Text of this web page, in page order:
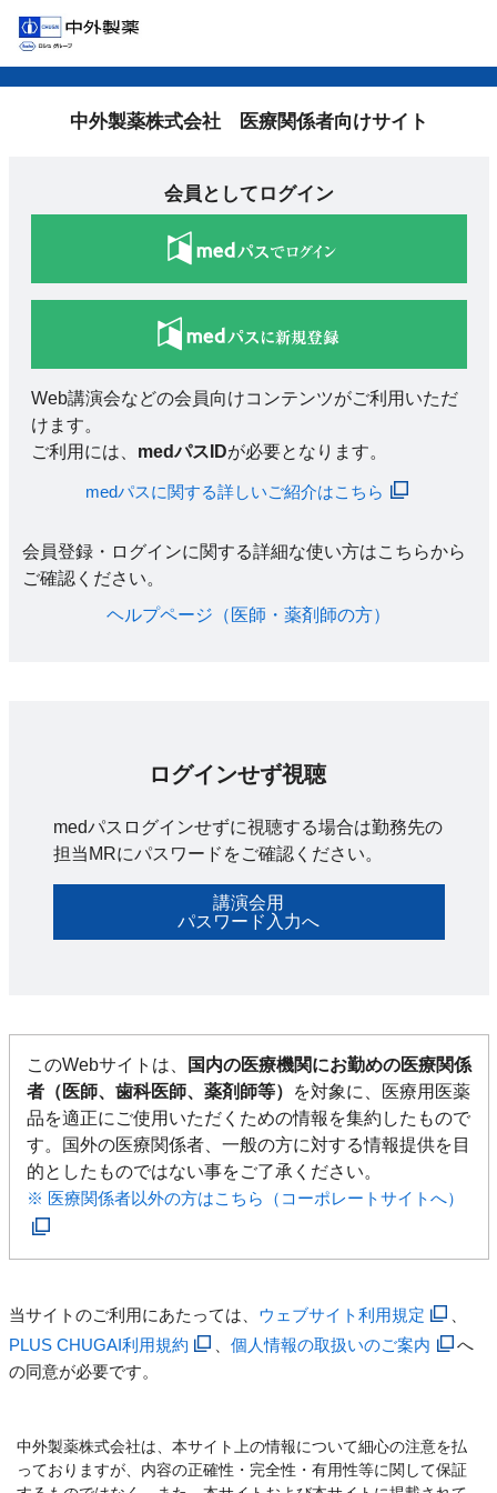
中外製薬株式会社 医療関係者向けサイト
会員としてログイン
Web講演会などの会員向けコンテンツがご利用いただ
けます。
ご利用には、 medパスIDが必要となります。
medパスに関する詳しいご紹介はこちら
会員登録・ログインに関する詳細な使い方はこちらから
ご確認ください。​
ヘルプページ（医師・薬剤師の方）​
ログインせず視聴
medパスログインせずに視聴する場合は勤務先の
担当MRにパスワードをご確認ください。
講演会用
パスワード入力へ
このWebサイトは、
国内の医療機関にお勤めの医療関係
者（医師、歯科医師、薬剤師等）
を対象に、医療用医薬
品を適正にご使用いただくための情報を集約したもので
す。国外の医療関係者、一般の方に対する情報提供を目
的としたものではない事をご了承ください。
※ 医療関係者以外の方はこちら（コーポレートサイトへ）
当サイトのご利用にあたっては、 ウェブサイト利用規定
PLUS CHUGAI利用規約
、個人情報の取扱いのご案内
へ
の同意が必要です。
中外製薬株式会社は、本サイト上の情報について細心の注意を払
っておりますが、内容の正確性・完全性・有用性等に関して保証